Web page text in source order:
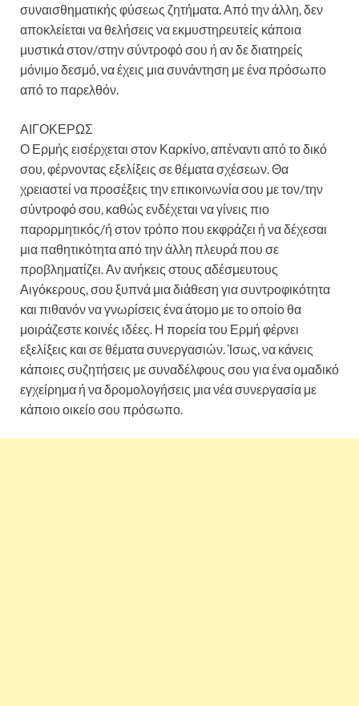
συναισθηματικής φύσεως ζητήματα. Από την άλλη, δεν
αποκλείεται να θελήσεις να εκμυστηρευτείς κάποια
μυστικά στον/στην σύντροφό σου ή αν δε διατηρείς
μόνιμο δεσμό, να έχεις μια συνάντηση με ένα πρόσωπο
από το παρελθόν.
ΑΙΓΟΚΕΡΩΣ
Ο Ερμής εισέρχεται στον Καρκίνο, απέναντι από το δικό
σου, φέρνοντας εξελίξεις σε θέματα σχέσεων. Θα
χρειαστεί να προσέξεις την επικοινωνία σου με τον/την
σύντροφό σου, καθώς ενδέχεται να γίνεις πιο
παρορμητικός/ή στον τρόπο που εκφράζει ή να δέχεσαι
μια παθητικότητα από την άλλη πλευρά που σε
προβληματίζει. Αν ανήκεις στους αδέσμευτους
Αιγόκερους, σου ξυπνά μια διάθεση για συντροφικότητα
και πιθανόν να γνωρίσεις ένα άτομο με το οποίο θα
μοιράζεστε κοινές ιδέες. Η πορεία του Ερμή φέρνει
εξελίξεις και σε θέματα συνεργασιών. Ίσως, να κάνεις
κάποιες συζητήσεις με συναδέλφους σου για ένα ομαδικό
εγχείρημα ή να δρομολογήσεις μια νέα συνεργασία με
κάποιο οικείο σου πρόσωπο.